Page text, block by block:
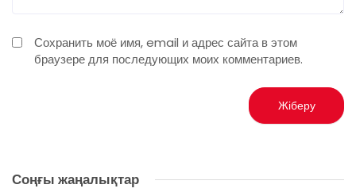
Сохранить моё имя, email и адрес сайта в этом
браузере для последующих моих комментариев.
Соңғы жаңалықтар